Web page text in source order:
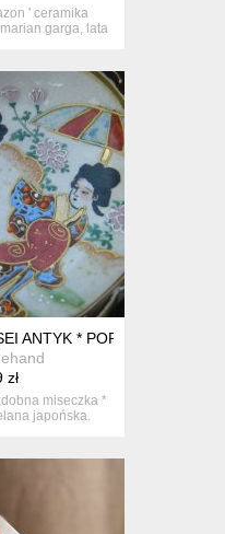
' ceramika
garga, lata
ANTYK * PORCELANA
zł
miseczka *
japońska.